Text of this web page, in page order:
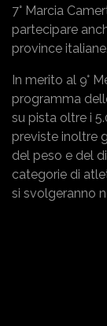
7° Marcia
partecipare
province italiane.
In merito al 9°
programma
su pista oltre i
previste inoltre
del peso e del
categorie di
si svolgeranno